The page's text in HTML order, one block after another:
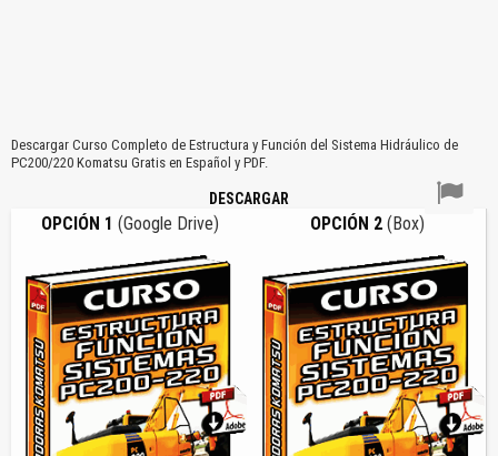
Descargar Curso Completo de Estructura y Función del Sistema Hidráulico de
PC200/220 Komatsu Gratis en Español y PDF.
DESCARGAR
OPCIÓN 1 (Google Drive) OPCIÓN 2(Box)